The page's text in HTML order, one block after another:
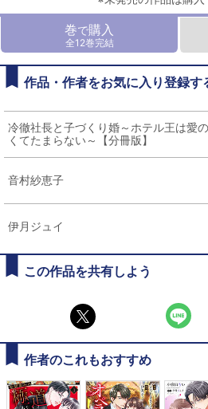
巻で購入
全12巻完結
作品・作者をお気に入り登録す
冷徹社長と子づくり婚～ホテル王は愛
くてたまらない～【分冊版】
音村紗恵子
伊月ジュイ
この作品を共有しよう
作者のこれもおすすめ